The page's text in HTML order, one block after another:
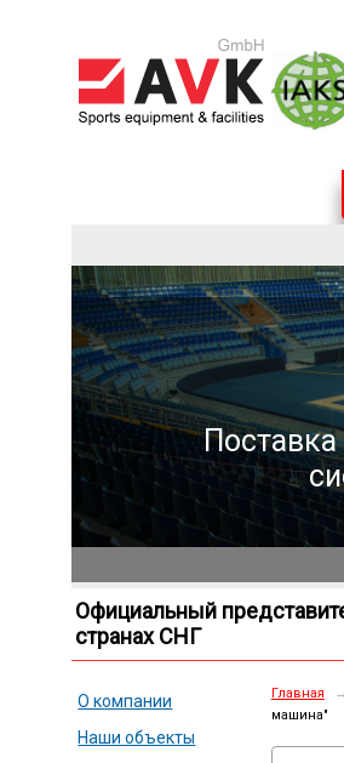
Официальный
странах СНГ
О компании
Наши объекты
Главная →
машина"